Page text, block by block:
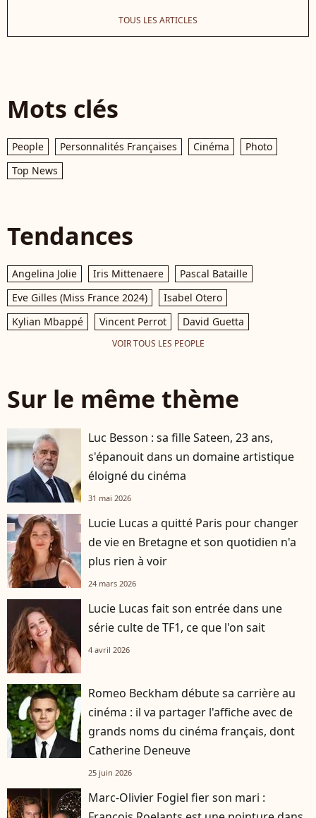
TOUS LES ARTICLES
Mots clés
People Personnalités Françaises Cinéma
Photo
Top News
Tendances
Angelina Jolie Iris Mittenaere
Pascal Bataille
Eve Gilles (Miss France 2024)
Isabel Otero
Kylian Mbappé
Vincent Perrot David Guetta
VOIR TOUS LES PEOPLE
Sur le même thème
Luc Besson : sa fille Sateen, 23 ans,
s'épanouit dans un domaine artistique
éloigné du cinéma
31 mai 2026
Lucie Lucas a quitté Paris pour changer
de vie en Bretagne et son quotidien n'a
plus rien à voir
24 mars 2026
Lucie Lucas fait son entrée dans une
série culte de TF1, ce que l'on sait
4 avril 2026
Romeo Beckham débute sa carrière au
cinéma : il va partager l'affiche avec de
grands noms du cinéma français, dont
Catherine Deneuve
25 juin 2026
Marc-Olivier Fogiel fier son mari :